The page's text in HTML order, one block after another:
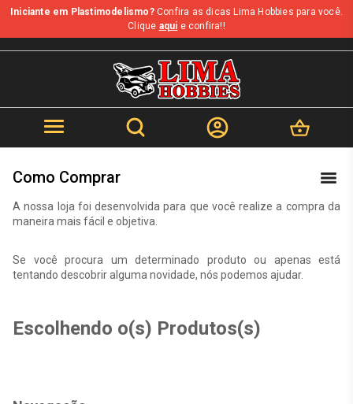
b
Iniciante em Plastimodelismo?Confira as dicas Lima Hobbies para você.
Clique aqui e confira!!
Como Comprar
A nossa loja foi desenvolvida para que você realize a compra da
maneira mais fácil e objetiva.
Se você procura um determinado produto ou apenas está
tentando descobrir alguma novidade, nós podemos ajudar.
Escolhendo o(s) Produtos(s)